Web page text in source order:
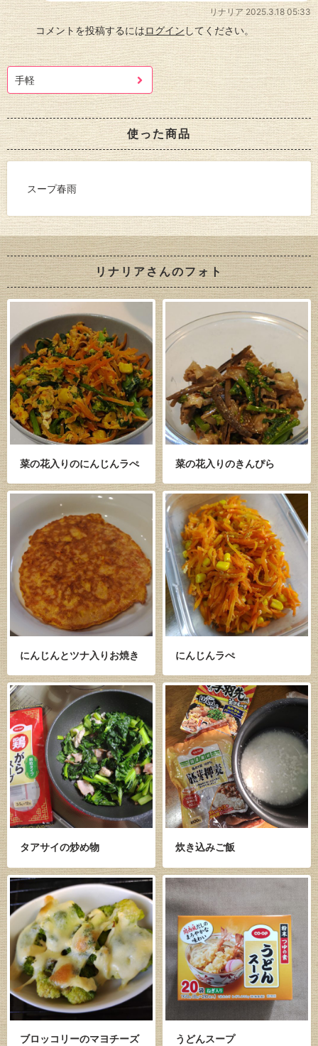
リナリア2025.3.18 05:33
コメントを投稿するにはログインしてください。
手軽
使った商品
スープ春雨
リナリアさんのフォト
菜の花入りのにんじんラぺ 菜の花入りのきんぴら
にんじんとツナ入りお焼き にんじんラぺ
タアサイの炒め物 炊き込みご飯
ブロッコリーのマヨチーズ うどんスープ